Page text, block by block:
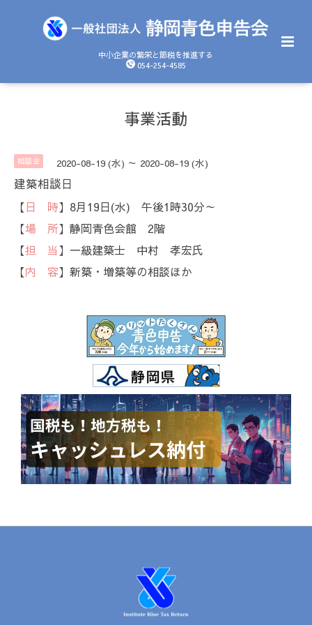
中小企業の繁栄と節税を推進する
054-254-4585
事業活動
相談会 2020-08-19 (水) ～ 2020-08-19 (水)
建築相談日
【日 時】8月19日(水) 午後1時30分～
【場 所】静岡青色会館 2階
【担 当】一級建築士 中村 孝宏氏
【内 容】新築・増築等の相談ほか